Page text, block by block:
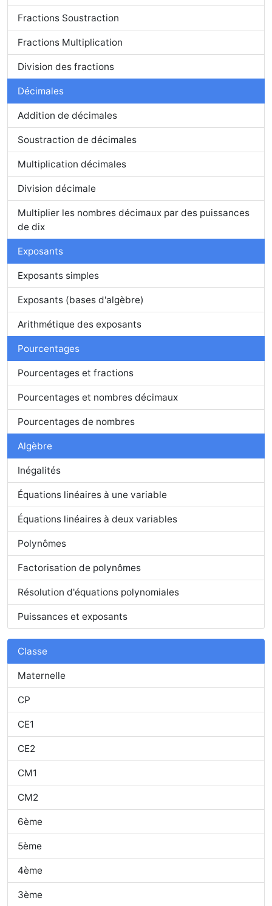
Fractions Soustraction
Fractions Multiplication
Division des fractions
Décimales
Addition de décimales
Soustraction de décimales
Multiplication décimales
Division décimale
Multiplier les nombres décimaux par des puissances
de dix
Exposants
Exposants simples
Exposants (bases d'algèbre)
Arithmétique des exposants
Pourcentages
Pourcentages et fractions
Pourcentages et nombres décimaux
Pourcentages de nombres
Algèbre
Inégalités
Équations linéaires à une variable
Équations linéaires à deux variables
Polynômes
Factorisation de polynômes
Résolution d'équations polynomiales
Puissances et exposants
Classe
Maternelle
CP
CE1
CE2
CM1
CM2
6ème
5ème
4ème
3ème